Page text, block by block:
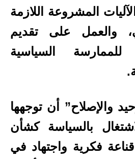
المشروعة اللازمة
والعمل على تقديم
السياسية
والإصلاح” أن توجهها
بالسياسة كشأن
فكرية واجتهاد في